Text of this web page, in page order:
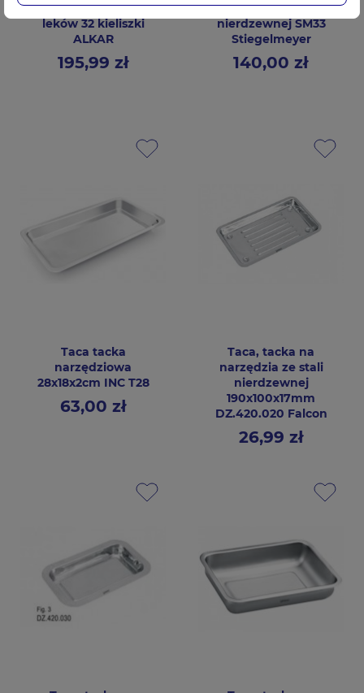
TACA do podawania
leków 32 kieliszki
ALKAR
Cena195,99 zł
Taca na leki ze stali
nierdzewnej SM33
Stiegelmeyer
Cena140,00 zł
Taca tacka
narzędziowa
28x18x2cm INC T28
Cena63,00 zł
Taca, tacka na
narzędzia ze stali
nierdzewnej
190x100x17mm
DZ.420.020 Falcon
Cena26,99 zł